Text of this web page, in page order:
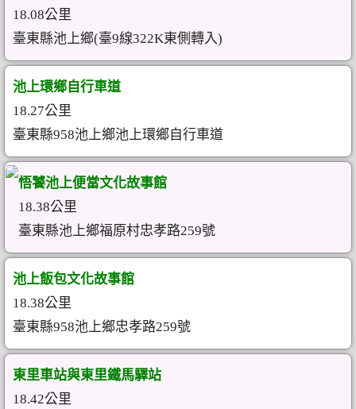
18.08公里
臺東縣池上鄉(臺9線322K東側轉入)
池上環鄉自行車道
18.27公里
臺東縣958池上鄉池上環鄉自行車道
悟饕池上便當文化故事館
18.38公里
臺東縣池上鄉福原村忠孝路259號
池上飯包文化故事館
18.38公里
臺東縣958池上鄉忠孝路259號
東里車站與東里鐵馬驛站
18.42公里